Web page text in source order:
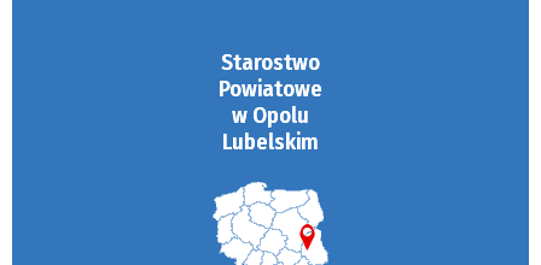
Starostwo
Powiatowe
w Opolu
Lubelskim